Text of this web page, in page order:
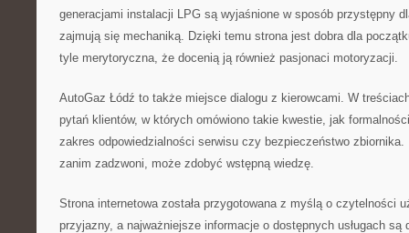
generacjami instalacji LPG są wyjaśnione w sposób przystępny
zajmują się mechaniką. Dzięki temu strona jest dobra dla
tyle merytoryczna, że docenią ją również pasjonaci motoryzacji.
AutoGaz Łódź to także miejsce dialogu z kierowcami. W
pytań klientów, w których omówiono takie kwestie, jak
zakres odpowiedzialności serwisu czy bezpieczeństwo
zanim zadzwoni, może zdobyć wstępną wiedzę.
Strona internetowa została przygotowana z myślą o czytelności
przyjazny, a najważniejsze informacje o dostępnych usługach są